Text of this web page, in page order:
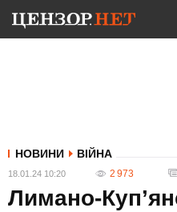
НОВИНИ ВІЙНА
18.01.24 10:20 2 973
Лимано-